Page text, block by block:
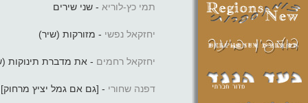
תמי כץ-לוריא - שני שירים
יחזקאל נפשי - מזורקות (שיר)
יחזקאל רחמים - את מדברת תינוקות
דפנה שחורי - [גם אם גמל יציץ